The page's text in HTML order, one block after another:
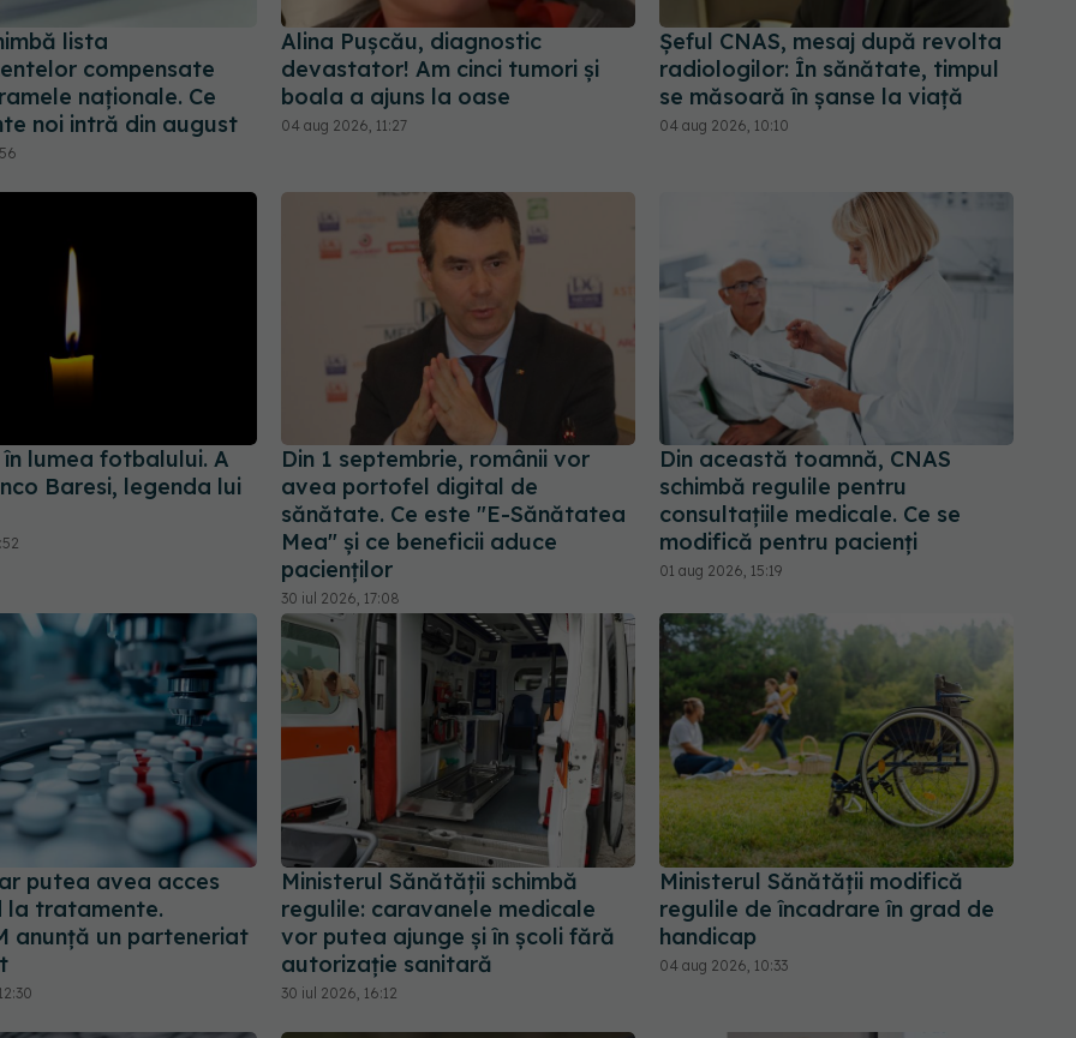
lista
compensate
naționale. Ce
noi intră din august
Alina Pușcău, diagnostic
devastator! Am cinci tumori și
boala a ajuns la oase
04 aug 2026, 11:27
Șeful CNAS, mesaj după revolta
radiologilor: În sănătate, timpul
se măsoară în șanse la viață
04 aug 2026, 10:10
lumea fotbalului. A
Baresi, legenda lui
Din 1 septembrie, românii vor
avea portofel digital de
sănătate. Ce este "E-Sănătatea
Mea" și ce beneficii aduce
pacienților
30 iul 2026, 17:08
Din această toamnă, CNAS
schimbă regulile pentru
consultațiile medicale. Ce se
modifică pentru pacienți
01 aug 2026, 15:19
putea avea acces
la tratamente.
anunță un parteneriat
Ministerul Sănătății schimbă
regulile: caravanele medicale
vor putea ajunge și în școli fără
autorizație sanitară
30 iul 2026, 16:12
Ministerul Sănătății modifică
regulile de încadrare în grad de
handicap
04 aug 2026, 10:33